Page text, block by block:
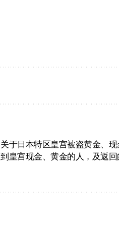
关于日本特区皇宫被盗黄金、
到皇宫现金、黄金的人，及返